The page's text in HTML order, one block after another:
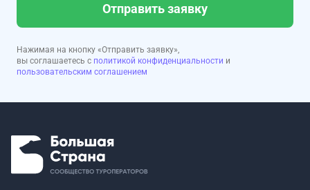
Отправить заявку
Нажимая на кнопку «Отправить заявку»,
вы соглашаетесь с политикой конфиденциальности и
пользовательским соглашением